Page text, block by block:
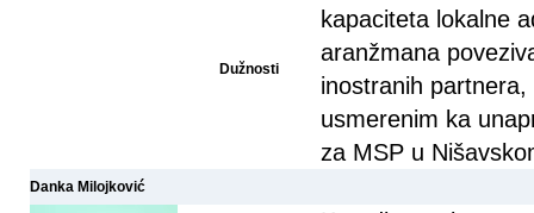
Dužnosti
kapaciteta lokalne
aranžmana
inostranih
usmerenim ka
za MSP u
Danka Milojković